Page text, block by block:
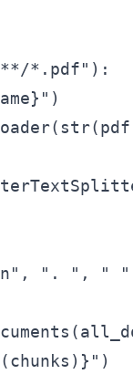
*.pdf"):
". ", "